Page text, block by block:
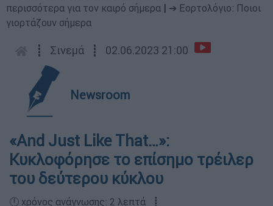
περισσότερα για τον καιρό σήμερα
➔ Εορτολόγιο: Ποιοι
γιορτάζουν σήμερα
┋ Σινεμά ┋ 02.06.2023 21:00
Newsroom
«And Just Like That…»:
Κυκλοφόρησε το επίσημο τρέιλερ
του δεύτερου κύκλου
🕛 χρόνος ανάγνωσης: 2 λεπτά ┋